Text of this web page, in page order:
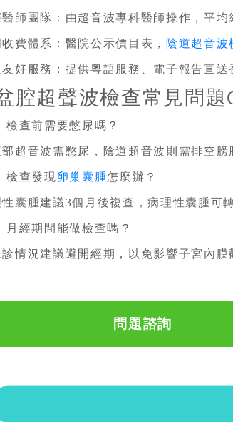
師團隊 ： 由超音波專科醫師操作，平均
費體系 ：醫院公示價目表， 陰道超音波
好服務 ： 提供粵語服務、電子報告直送
腔超聲波檢查常見問題
檢查前需要憋尿嗎？
超音波需憋尿，陰道超音波則需排空
檢查發現 卵巢囊腫怎麼辦？
囊腫建議3個月後複查，病理性囊腫可
月經期間能做檢查嗎？
情況建議避開經期，以免影響子宮內膜
問題諮詢